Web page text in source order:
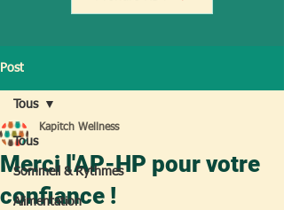
Post
Tous
Sommeil & Rythmes
Alimentation
Tous
Merci l'AP-HP pour votre
confiance !
Kapitch Wellness